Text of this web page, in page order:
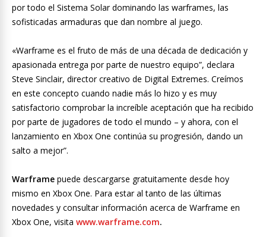
por todo el Sistema Solar dominando las warframes, las
sofisticadas armaduras que dan nombre al juego.
«Warframe es el fruto de más de una década de dedicación y
apasionada entrega por parte de nuestro equipo”, declara
Steve Sinclair, director creativo de Digital Extremes. Creímos
en este concepto cuando nadie más lo hizo y es muy
satisfactorio comprobar la increíble aceptación que ha recibido
por parte de jugadores de todo el mundo – y ahora, con el
lanzamiento en Xbox One continúa su progresión, dando un
salto a mejor”.
Warframe puede descargarse gratuitamente desde hoy
mismo en Xbox One. Para estar al tanto de las últimas
novedades y consultar información acerca de Warframe en
Xbox One, visita www.warframe.com.